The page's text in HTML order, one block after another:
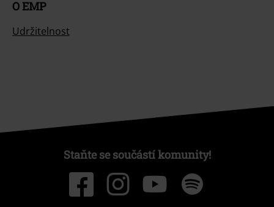
O EMP
Udržitelnost
Staňte se součástí komunity!